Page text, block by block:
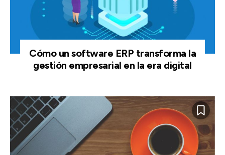
Cómo un software ERP transforma la
gestión empresarial en la era digital